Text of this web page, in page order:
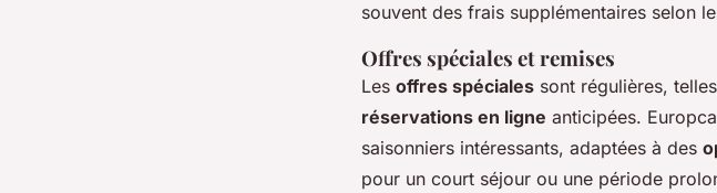
souvent des frais supplémentaires selon
Offres spéciales et remises
Les offres spéciales sont régulières,
réservations en ligne anticipées.
saisonniers intéressants, adaptées à des
pour un court séjour ou une période